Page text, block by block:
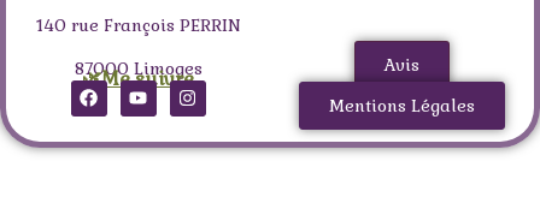
140 rue François PERRIN
87000 Limoges
🌿Me suivre
Avis
Mentions Légales